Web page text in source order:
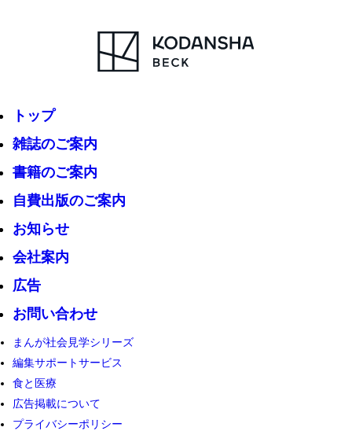
トップ
雑誌のご案内
書籍のご案内
自費出版のご案内
お知らせ
会社案内
広告
お問い合わせ
まんが社会見学シリーズ
編集サポートサービス
食と医療
広告掲載について
プライバシーポリシー